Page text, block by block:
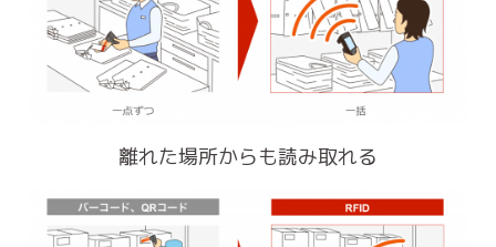
離れた場所からも読み取れる